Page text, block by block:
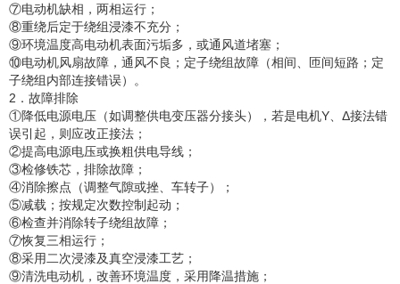
⑦电动机缺相，两相运行；
⑧重绕后定于绕组浸漆不充分；
⑨环境温度高电动机表面污垢多，或通风道堵塞；
⑩电动机风扇故障，通风不良；定子绕组故障（相间、匝间短路；定
子绕组内部连接错误）。
2．故障排除
①降低电源电压（如调整供电变压器分接头），若是电机Y、Δ接法错
误引起，则应改正接法；
②提高电源电压或换粗供电导线；
③检修铁芯，排除故障；
④消除擦点（调整气隙或挫、车转子）；
⑤减载；按规定次数控制起动；
⑥检查并消除转子绕组故障；
⑦恢复三相运行；
⑧采用二次浸漆及真空浸漆工艺；
⑨清洗电动机，改善环境温度，采用降温措施；